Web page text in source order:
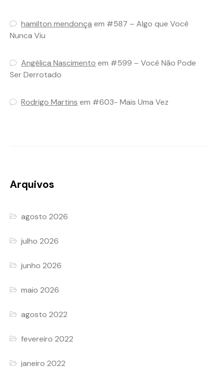
hamilton mendonça em #587 – Algo que Você
Nunca Viu
Angélica Nascimento em #599 – Você Não Pode
Ser Derrotado
Rodrigo Martins em #603- Mais Uma Vez
Arquivos
agosto 2026
julho 2026
junho 2026
maio 2026
agosto 2022
fevereiro 2022
janeiro 2022